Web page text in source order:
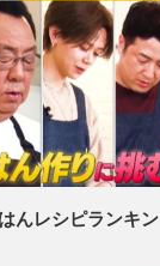
んレシピランキン